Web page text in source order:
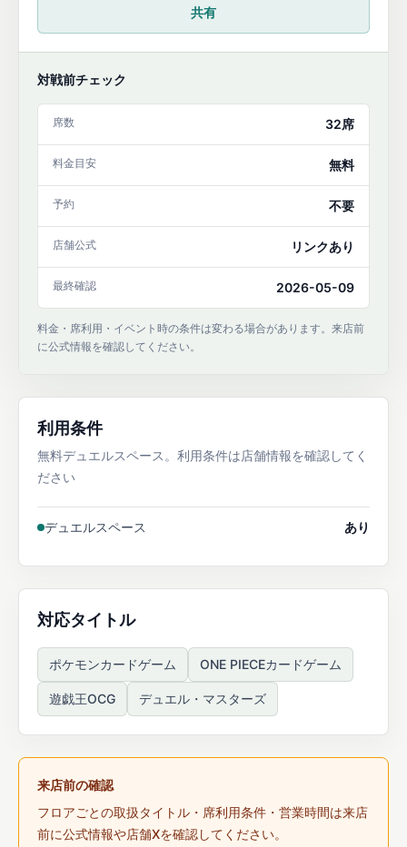
共有
対戦前チェック
席数 32席
料金目安 無料
予約 不要
店舗公式 リンクあり
最終確認 2026-05-09
料金・席利用・イベント時の条件は変わる場合があります。来店前
に公式情報を確認してください。
利用条件
無料デュエルスペース。利用条件は店舗情報を確認してく
ださい
デュエルスペース あり
対応タイトル
ポケモンカードゲーム ONE PIECEカードゲーム
遊戯王OCG デュエル・マスターズ
来店前の確認
フロアごとの取扱タイトル・席利用条件・営業時間は来店
前に公式情報や店舗Xを確認してください。